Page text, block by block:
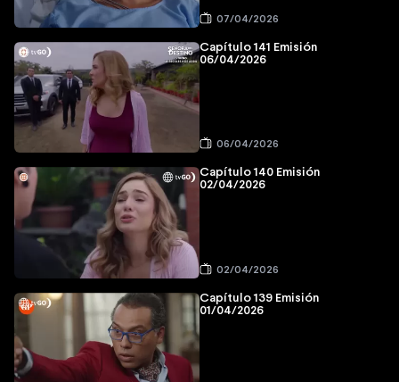
07/04/2026
Capítulo 141 Emisión
06/04/2026
06/04/2026
Capítulo 140 Emisión
02/04/2026
02/04/2026
Capítulo 139 Emisión
01/04/2026